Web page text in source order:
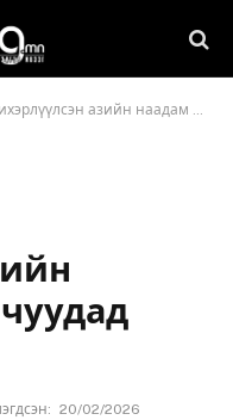
азийн наадам монголчуудад ээлтэй байна
20/02/2026